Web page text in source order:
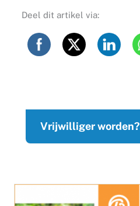
Deel dit artikel via:
Vrijwilliger worden?